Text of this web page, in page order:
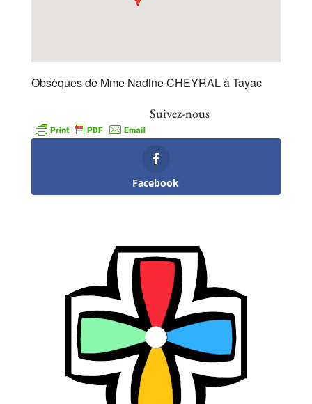
Obsèques de Mme Nadine CHEYRAL à Tayac
Suivez-nous
Facebook